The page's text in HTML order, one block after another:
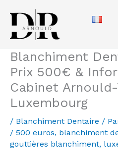
contenu
Blanchiment
Prix 500€ &
Cabinet Arnould-
Luxembourg
/ Blanchiment Dentaire /
/ 500 euros, blanchiment
gouttières blanchiment,